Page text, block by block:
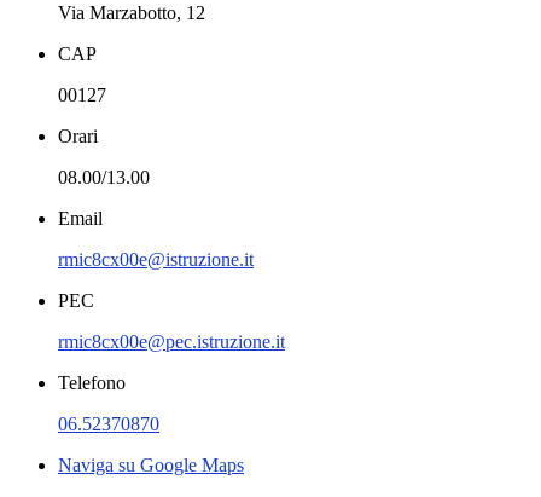
Via Marzabotto, 12
CAP
00127
Orari
08.00/13.00
Email
rmic8cx00e@istruzione.it
PEC
rmic8cx00e@pec.istruzione.it
Telefono
06.52370870
Naviga su Google Maps